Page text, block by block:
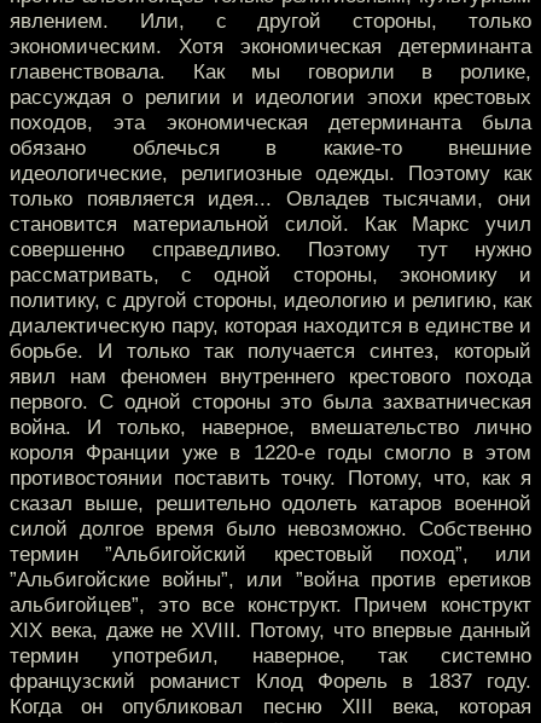
явлением. Или, с другой стороны, только
экономическим. Хотя экономическая детерминанта
главенствовала. Как мы говорили в ролике,
рассуждая о религии и идеологии эпохи крестовых
походов, эта экономическая детерминанта была
обязано облечься в какие-то внешние
идеологические, религиозные одежды. Поэтому как
только появляется идея... Овладев тысячами, они
становится материальной силой. Как Маркс учил
совершенно справедливо. Поэтому тут нужно
рассматривать, с одной стороны, экономику и
политику, с другой стороны, идеологию и религию, как
диалектическую пару, которая находится в единстве и
борьбе. И только так получается синтез, который
явил нам феномен внутреннего крестового похода
первого. С одной стороны это была захватническая
война. И только, наверное, вмешательство лично
короля Франции уже в 1220-е годы смогло в этом
противостоянии поставить точку. Потому, что, как я
сказал выше, решительно одолеть катаров военной
силой долгое время было невозможно. Собственно
термин ”Альбигойский крестовый поход”, или
”Альбигойские войны”, или ”война против еретиков
альбигойцев”, это все конструкт. Причем конструкт
XIX века, даже не XVIII. Потому, что впервые данный
термин употребил, наверное, так системно
французский романист Клод Форель в 1837 году.
Когда он опубликовал песню XIII века, которая